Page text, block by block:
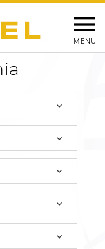
MENU